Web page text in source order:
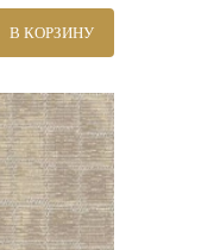
В КОРЗИНУ